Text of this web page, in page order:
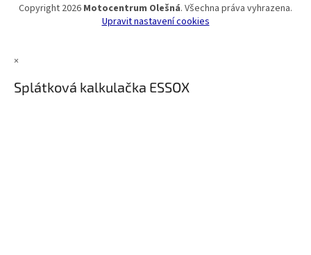
Copyright 2026 Motocentrum Olešná. Všechna práva vyhrazena.
Upravit nastavení cookies
×
Splátková kalkulačka ESSOX